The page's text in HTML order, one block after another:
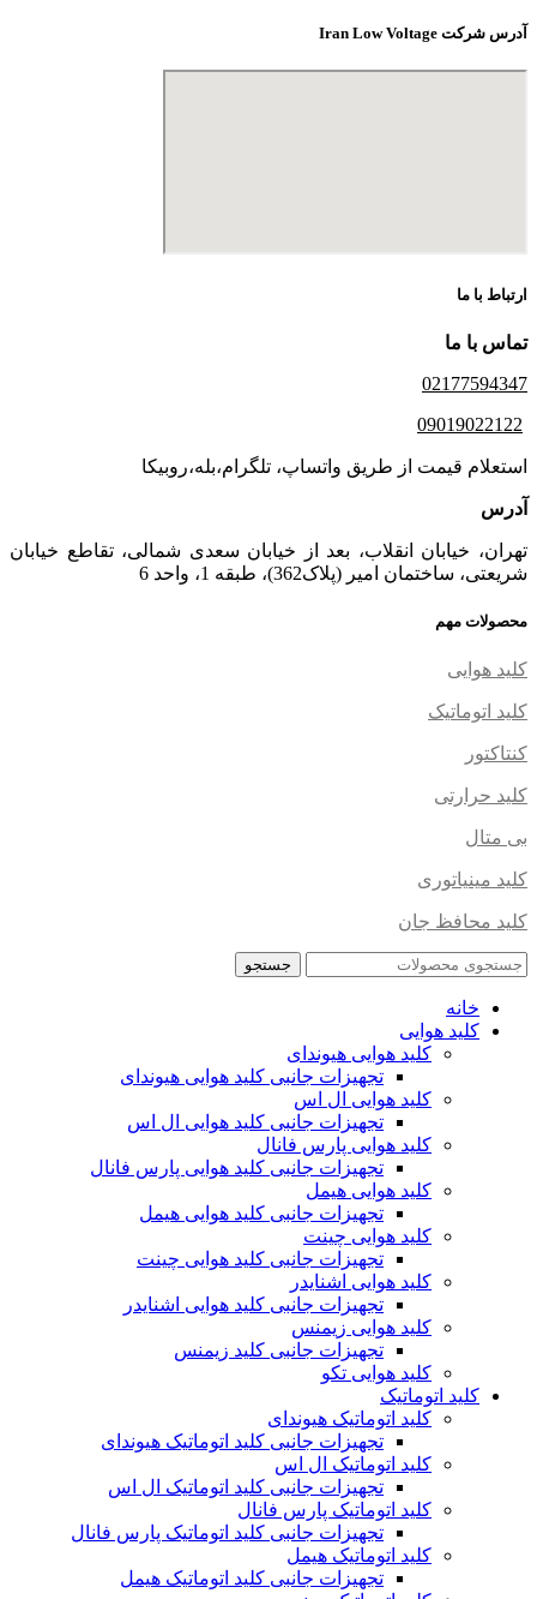
آدرس شرکت Iran Low Voltage
ارتباط با ما
تماس با ما
02177594347
09019022122
استعلام قیمت از طریق واتساپ، تلگرام،بله،روبیکا
آدرس
تهران، خیابان انقلاب، بعد از خیابان سعدی شمالی، تقاطع خیابان
شریعتی، ساختمان امیر (پلاک362)، طبقه 1، واحد 6
محصولات مهم
کلید هوایی
کلید اتوماتیک
کنتاکتور
کلید حرارتی
بی متال
کلید مینیاتوری
کلید محافظ جان
جستجو
خانه
کلید هوایی
کلید هوایی هیوندای
تجهیزات جانبی کلید هوایی هیوندای
کلید هوایی ال اس
تجهیزات جانبی کلید هوایی ال اس
کلید هوایی پارس فانال
تجهیزات جانبی کلید هوایی پارس فانال
کلید هوایی هیمل
تجهیزات جانبی کلید هوایی هیمل
کلید هوایی چینت
تجهیزات جانبی کلید هوایی چینت
کلید هوایی اشنایدر
تجهیزات جانبی کلید هوایی اشنایدر
کلید هوایی زیمنس
تجهیزات جانبی کلید زیمنس
کلید هوایی تکو
کلید اتوماتیک
کلید اتوماتیک هیوندای
تجهیزات جانبی کلید اتوماتیک هیوندای
کلید اتوماتیک ال اس
تجهیزات جانبی کلید اتوماتیک ال اس
کلید اتوماتیک پارس فانال
تجهیزات جانبی کلید اتوماتیک پارس فانال
کلید اتوماتیک هیمل
تجهیزات جانبی کلید اتوماتیک هیمل